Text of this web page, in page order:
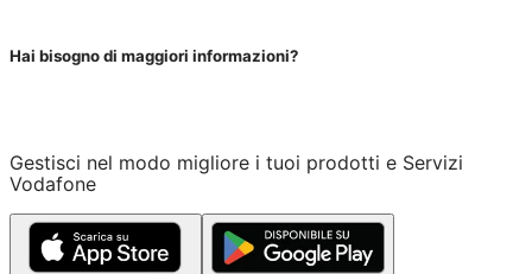
Hai bisogno di maggiori informazioni?
Gestisci nel modo migliore i tuoi prodotti e Servizi
Vodafone